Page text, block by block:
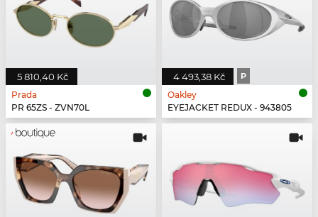
5 810,40 Kč
Prada
PR 65ZS - ZVN70L
4 493,38 Kč P
Oakley
EYEJACKET REDUX - 943805